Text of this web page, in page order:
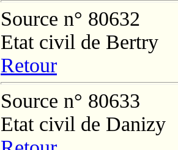
Source n° 80632
Etat civil de Bertry
Retour
Source n° 80633
Etat civil de Danizy